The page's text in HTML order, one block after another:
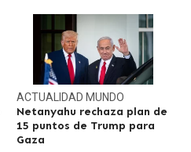
ACTUALIDAD MUNDO
Netanyahu rechaza plan de
15 puntos de Trump para
Gaza